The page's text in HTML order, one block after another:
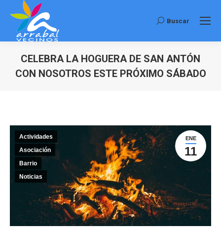
Buscar:
Buscar
CELEBRA LA HOGUERA DE SAN ANTÓN
CON NOSOTROS ESTE PRÓXIMO SÁBADO
ENE
11
Actividades
Asociación
Barrio
Noticias